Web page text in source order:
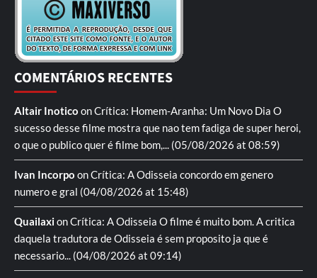
COMENTÁRIOS RECENTES
Altair Inotico onCrítica: Homem-Aranha: Um Novo Dia O
sucesso desse filme mostra que nao tem fadiga de super heroi,
o que o publico quer é filme bom,... (05/08/2026 at 08:59)
Ivan Incorpo onCrítica: A Odisseia concordo em genero
numero e gral (04/08/2026 at 15:48)
QuailaxionCrítica: A Odisseia O filme é muito bom. A critica
daquela tradutora de Odisseia é sem proposito ja que é
necessario... (04/08/2026 at 09:14)